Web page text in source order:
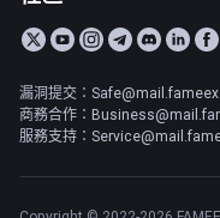
漏洞提交：
商務合作：
服務支持：